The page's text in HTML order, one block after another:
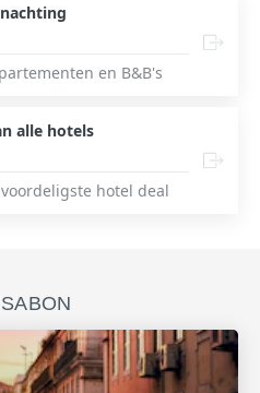
en B&B's
alle hotels
hotel deal